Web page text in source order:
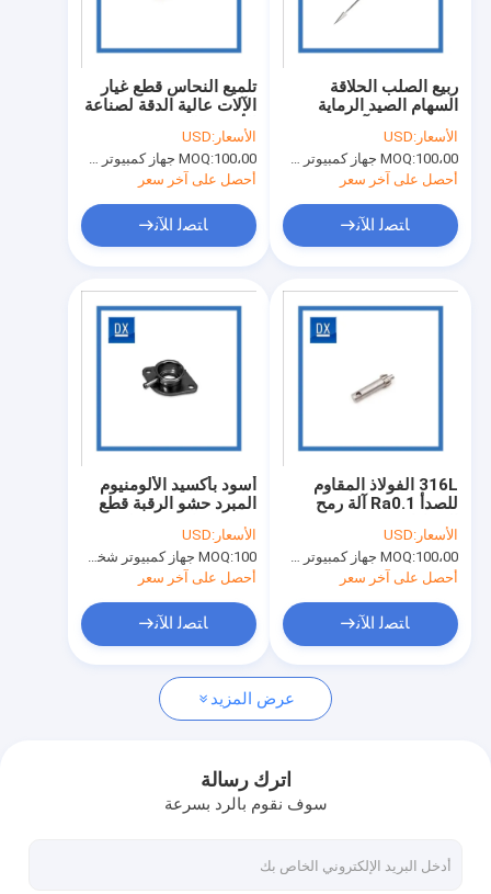
أشرطة فيديو
اطلب اقتباس
أجزاء ختم معدنية دقيقة
أجزاء ختم المعادن المخصصة
قطع القطع بالليزر
رسم عميق لختم المعادن
تلميع النحاس قطع غيار
الآلات عالية الدقة لصناعة
الأجهزة الكهربائية
الأسعار:USD
MOQ:100،00 جهاز كمبيوتر شخصى
أحصل على آخر سعر
ﺎﺘﺼﻟ ﺍﻶﻧ
ربيع الصلب الحلاقة
السهام الصيد الرماية
واسعة رئيس آلة
الملحقات
الأسعار:USD
MOQ:100،00 جهاز كمبيوتر شخصى
أحصل على آخر سعر
ﺎﺘﺼﻟ ﺍﻶﻧ
أسود بأكسيد الألومنيوم
المبرد حشو الرقبة قطع
غيار محرك شيفروليه
الأسعار:USD
MOQ:100 جهاز كمبيوتر شخصى
أحصل على آخر سعر
ﺎﺘﺼﻟ ﺍﻶﻧ
316L الفولاذ المقاوم
للصدأ Ra0.1 آلة رمح
السيارات
الأسعار:USD
MOQ:100،00 جهاز كمبيوتر شخصى
أحصل على آخر سعر
ﺎﺘﺼﻟ ﺍﻶﻧ
عرض المزيد
اترك رسالة
سوف نقوم بالرد بسرعة